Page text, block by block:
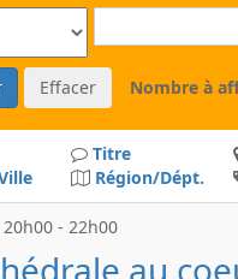
Effacer Nombre à
Titre
Région/Dépt.
20h00 - 22h00
au